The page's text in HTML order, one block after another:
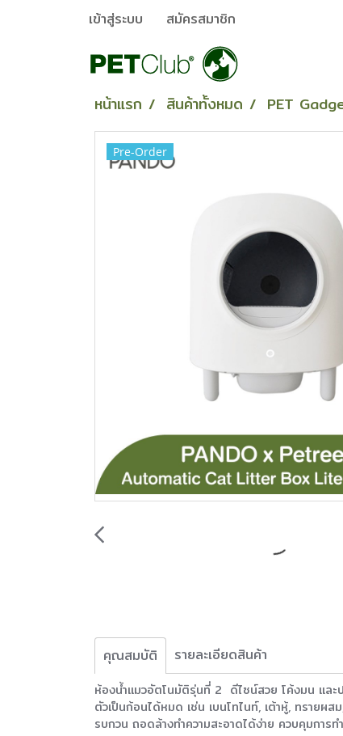
เข้าสู่ระบบ สมัครสมาชิก
หน้าแรก สินค้าทั้งหมด PET
Pre-Order
คุณสมบัติ รายละเอียดสินค้า
ห้องน้ำแมวอัตโนมัติรุ่นที่ 2 ดีไซน์สวย โค้งมน และ
ตัวเป็นก้อนได้หมด เช่น เบนโทไนท์, เต้าหู้, ทราย
รบกวน ถอดล้างทำความสะอาดได้ง่าย ควบคุมการ